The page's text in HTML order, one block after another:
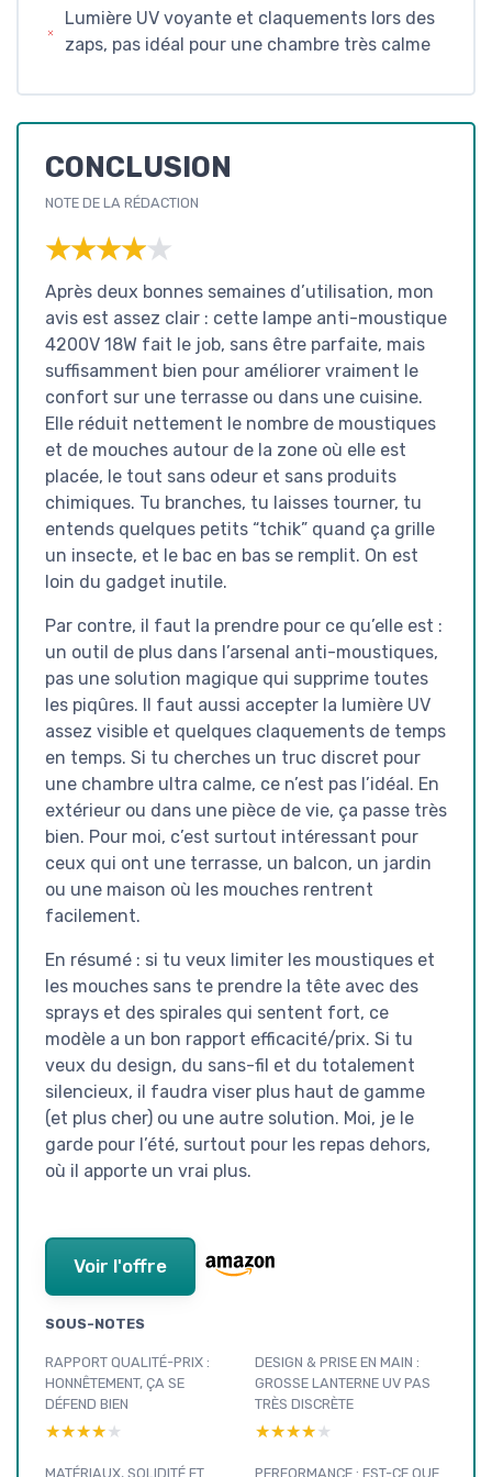
Lumière UV voyante et claquements lors des
zaps, pas idéal pour une chambre très calme
CONCLUSION
NOTE DE LA RÉDACTION
★★★★★
★★★★★
Après deux bonnes semaines d’utilisation, mon
avis est assez clair : cette lampe anti-moustique
4200V 18W fait le job, sans être parfaite, mais
suffisamment bien pour améliorer vraiment le
confort sur une terrasse ou dans une cuisine.
Elle réduit nettement le nombre de moustiques
et de mouches autour de la zone où elle est
placée, le tout sans odeur et sans produits
chimiques. Tu branches, tu laisses tourner, tu
entends quelques petits “tchik” quand ça grille
un insecte, et le bac en bas se remplit. On est
loin du gadget inutile.
Par contre, il faut la prendre pour ce qu’elle est :
un outil de plus dans l’arsenal anti-moustiques,
pas une solution magique qui supprime toutes
les piqûres. Il faut aussi accepter la lumière UV
assez visible et quelques claquements de temps
en temps. Si tu cherches un truc discret pour
une chambre ultra calme, ce n’est pas l’idéal. En
extérieur ou dans une pièce de vie, ça passe très
bien. Pour moi, c’est surtout intéressant pour
ceux qui ont une terrasse, un balcon, un jardin
ou une maison où les mouches rentrent
facilement.
En résumé : si tu veux limiter les moustiques et
les mouches sans te prendre la tête avec des
sprays et des spirales qui sentent fort, ce
modèle a un bon rapport efficacité/prix. Si tu
veux du design, du sans-fil et du totalement
silencieux, il faudra viser plus haut de gamme
(et plus cher) ou une autre solution. Moi, je le
garde pour l’été, surtout pour les repas dehors,
où il apporte un vrai plus.
Voir l'offre
SOUS-NOTES
RAPPORT QUALITÉ-PRIX :
HONNÊTEMENT, ÇA SE
DÉFEND BIEN
★★★★★
★★★★★
DESIGN & PRISE EN MAIN :
GROSSE LANTERNE UV PAS
TRÈS DISCRÈTE
★★★★★
★★★★★
MATÉRIAUX, SOLIDITÉ ET PERFORMANCE : EST-CE QUE